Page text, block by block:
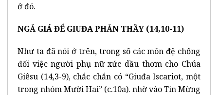
ở đó.
NGẢ GIÁ ĐỂ GIUĐA PHẢN THẦY (14,10-11)
Như ta đã nói ở trên, trong số các môn đệ chống
đối việc người phụ nữ xức dầu thơm cho Chúa
Giêsu (14,3-9), chắc chắn có “Giuđa Iscariot, một
trong nhóm Mười Hai” (c.10a). nhờ vào Tin Mừng